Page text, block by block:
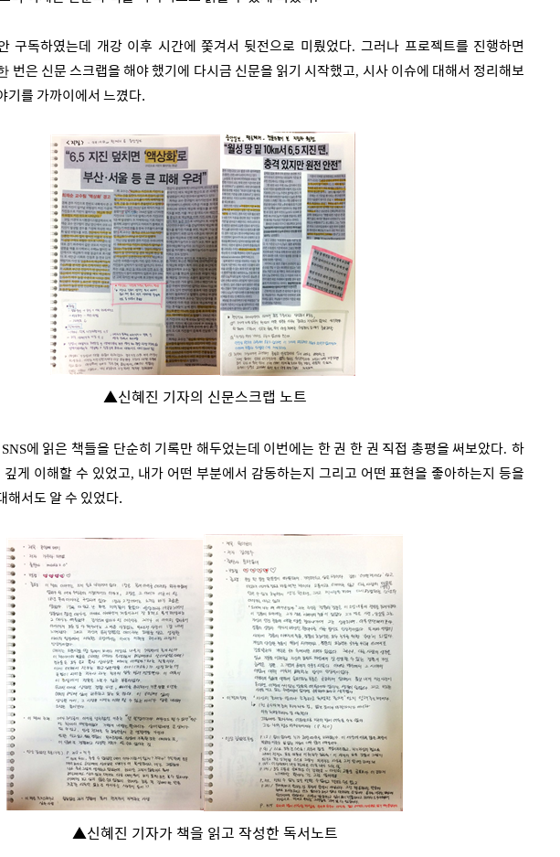
구독하였는데 개강 이후 시간에 쫓겨서 뒷전으로 미뤘었다.그러나 프로젝트를 진행하면
번은 신문 스크랩을 해야 했기에 다시금 신문을 읽기 시작했고, 시사 이슈에 대해서 정리해보
기를 가까이에서 느꼈다.
▲신혜진 기자의 신문스크랩 노트
SNS에 읽은 책들을 단순히 기록만 해두었는데 이번에는 한 권 한 권 직접 총평을 써보았다.하
깊게 이해할 수 있었고, 내가 어떤 부분에서 감동하는지 그리고 어떤 표현을 좋아하는지 등을
해서도 알 수 있었다.
▲신혜진 기자가 책을 읽고 작성한 독서노트